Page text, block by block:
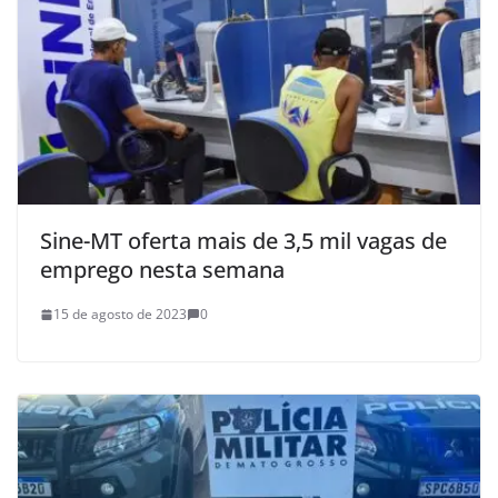
Sine-MT oferta mais de 3,5 mil vagas de
emprego nesta semana
15 de agosto de 2023 0